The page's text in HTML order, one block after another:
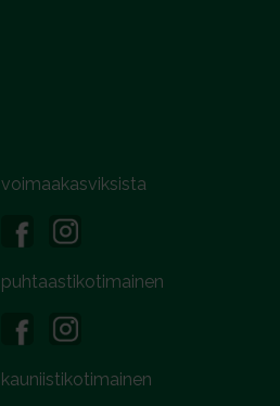
voimaakasviksista
puhtaastikotimainen
kauniistikotimainen